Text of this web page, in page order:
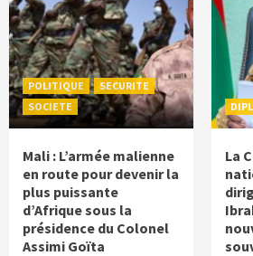
POLITIQUE
SECURITE
SOCIETE
Mali : L’armée malienne
en route pour devenir la
plus puissante
d’Afrique sous la
présidence du Colonel
Assimi Goïta
La